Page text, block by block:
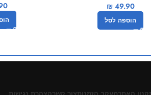
₪49.90
הוספה לסל